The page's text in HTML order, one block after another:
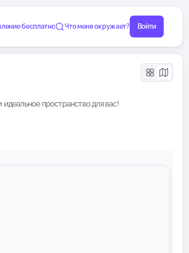
бесплатно Что меня окружает? Войти
пространство для вас!